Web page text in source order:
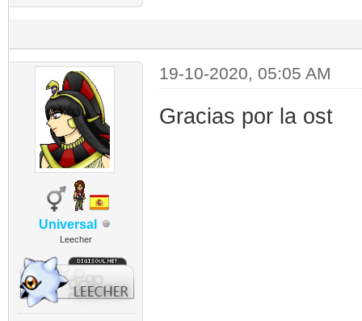
Universal
Leecher
19-10-2020, 05:05 AM
Gracias por la ost